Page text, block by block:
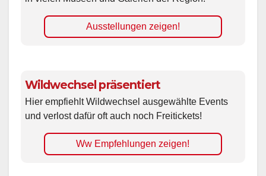
Ausstellungen zeigen!
Wildwechsel präsentiert
Hier empfiehlt Wildwechsel ausgewählte Events
und verlost dafür oft auch noch Freitickets!
Ww Empfehlungen zeigen!